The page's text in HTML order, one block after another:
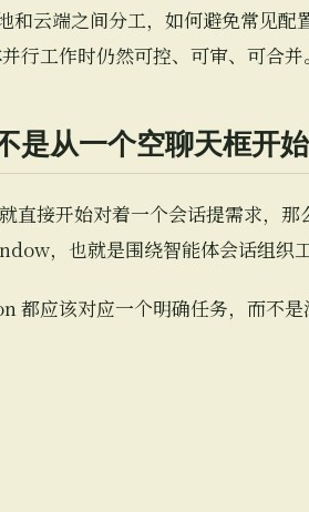
云端之间分工，如何避免常见配
行工作时仍然可控、可审、可合并。
从一个空聊天框开始
直接开始对着一个会话提需求，
，也就是围绕智能体会话组织
都应该对应一个明确任务，而不